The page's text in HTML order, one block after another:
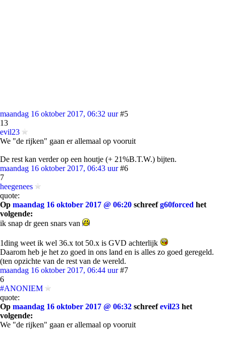
maandag 16 oktober 2017, 06:32 uur #5
13
evil23
We "de rijken" gaan er allemaal op vooruit
De rest kan verder op een houtje (+ 21%B.T.W.) bijten.
maandag 16 oktober 2017, 06:43 uur #6
7
heegenees
quote:
Op maandag 16 oktober 2017 @ 06:20 schreefg60forced het
volgende:
ik snap dr geen snars van
1ding weet ik wel 36.x tot 50.x is GVD achterlijk
Daarom heb je het zo goed in ons land en is alles zo goed geregeld.
(ten opzichte van de rest van de wereld.
maandag 16 oktober 2017, 06:44 uur #7
6
#ANONIEM
quote:
Op maandag 16 oktober 2017 @ 06:32 schreefevil23 het
volgende:
We "de rijken" gaan er allemaal op vooruit